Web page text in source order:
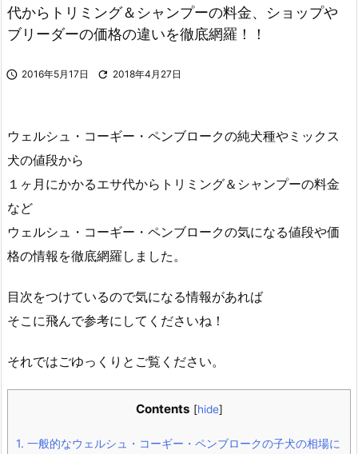
代からトリミング＆シャンプーの料金、ショップや
ブリーダーの価格の違いを徹底網羅！！
 2016年5月17日  2018年4月27日
ウェルシュ・コーギー・ペンブロークの純犬種やミックス
犬の値段から
１ヶ月にかかるエサ代からトリミング＆シャンプーの料金
など
ウェルシュ・コーギー・ペンブロークの気になる値段や価
格の情報を徹底網羅しました。
目次をつけているので気になる情報があれば
そこに飛んで参考にしてくださいね！
それではごゆっくりとご覧ください。
Contents [hide]
1. 一般的なウェルシュ・コーギー・ペンブロークの子犬の相場に